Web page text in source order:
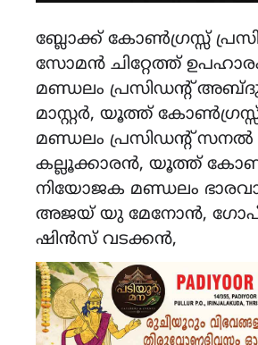
ബ്ലോക്ക് കോൺഗ്രസ്സ്
സോമൻ ചിറ്റേത്ത്
മണ്ഡലം പ്രസിഡന്റ്
മാസ്റ്റർ, യൂത്ത്
മണ്ഡലം പ്രസിഡന്റ് സനൽ
കല്ലൂക്കാരൻ, യൂത്ത്
നിയോജക മണ്ഡലം
അജയ് യു മേനോൻ,
ഷിൻസ് വടക്കൻ,